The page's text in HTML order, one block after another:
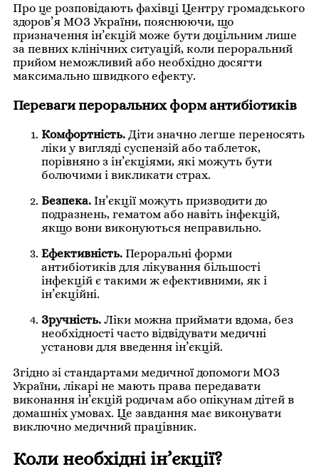
Про це розповідають фахівці Центру громадського
здоров’я МОЗ України, пояснюючи, що
призначення ін’єкцій може бути доцільним лише
за певних клінічних ситуацій, коли пероральний
прийом неможливий або необхідно досягти
максимально швидкого ефекту.
Переваги пероральних форм антибіотиків
Комфортність. Діти значно легше переносять
ліки у вигляді суспензій або таблеток,
порівняно з ін’єкціями, які можуть бути
болючими і викликати страх.
Безпека. Ін’єкції можуть призводити до
подразнень, гематом або навіть інфекцій,
якщо вони виконуються неправильно.
Ефективність. Пероральні форми
антибіотиків для лікування більшості
інфекцій є такими ж ефективними, як і
ін’єкційні.
Зручність. Ліки можна приймати вдома, без
необхідності часто відвідувати медичні
установи для введення ін’єкцій.
Згідно зі стандартами медичної допомоги МОЗ
України, лікарі не мають права передавати
виконання ін’єкцій родичам або опікунам дітей в
домашніх умовах. Це завдання має виконувати
виключно медичний працівник.
Коли необхідні ін’єкції?